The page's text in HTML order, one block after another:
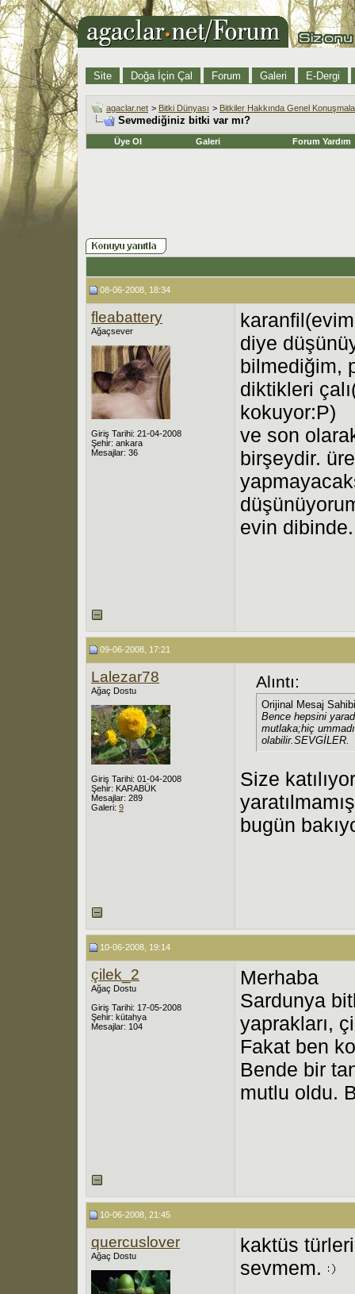
Site Doğa İçin Çal Forum Galeri E-Dergi
agaclar.net > Bitki Dünyası > Bitkiler Hakkında Genel
Sevmediğiniz bitki var mı?
Üye Ol Galeri Forum Yardım
08-06-2008, 18:34
fleabattery
Ağaçsever
Giriş Tarihi: 21-04-2008
Şehir: ankara
Mesajlar: 36
diye
bilmediğim,
diktikleri
kokuyor:P)
ve son
birşeydir.
evin
09-06-2008, 17:21
Lalezar78
Ağaç Dostu
Giriş Tarihi: 01-04-2008
Şehir: KARABÜK
Mesajlar: 289
Galeri: 9
Alıntı:
Orijinal Mesaj
Bence hepsini
mutlaka;hiç
olabilir.SEVGİLER.
Size
bugün
10-06-2008, 19:14
çilek_2
Ağaç Dostu
Giriş Tarihi: 17-05-2008
Şehir: kütahya
Mesajlar: 104
Merhaba
Sardunya
yaprakları,
Fakat ben
Bende bir
mutlu oldu.
10-06-2008, 21:45
quercuslover
Ağaç Dostu
kaktüs
sevmem.